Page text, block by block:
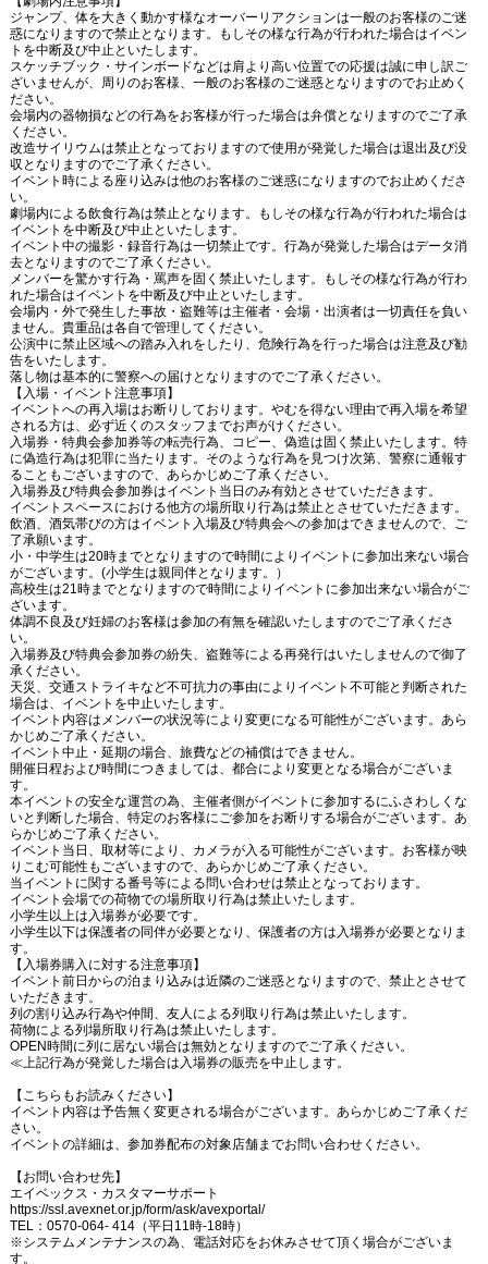
ジャンプ、体を大きく動かす様なオーバーリアクションは一般のお客様のご迷
惑になりますので禁止となります。もしその様な行為が行われた場合はイベン
トを中断及び中止といたします。
スケッチブック・サインボードなどは肩より高い位置での応援は誠に申し訳ご
ざいませんが、周りのお客様、一般のお客様のご迷惑となりますのでお止めく
ださい。
会場内の器物損などの行為をお客様が行った場合は弁償となりますのでご了承
ください。
改造サイリウムは禁止となっておりますので使用が発覚した場合は退出及び没
収となりますのでご了承ください。
イベント時による座り込みは他のお客様のご迷惑になりますのでお止めくださ
い。
劇場内による飲食行為は禁止となります。もしその様な行為が行われた場合は
イベントを中断及び中止といたします。
イベント中の撮影・録音行為は一切禁止です。行為が発覚した場合はデータ消
去となりますのでご了承ください。
メンバーを驚かす行為・罵声を固く禁止いたします。もしその様な行為が行わ
れた場合はイベントを中断及び中止といたします。
会場内・外で発生した事故・盗難等は主催者・会場・出演者は一切責任を負い
ません。貴重品は各自で管理してください。
公演中に禁止区域への踏み入れをしたり、危険行為を行った場合は注意及び勧
告をいたします。
落し物は基本的に警察への届けとなりますのでご了承ください。
【入場・イベント注意事項】
イベントへの再入場はお断りしております。やむを得ない理由で再入場を希望
される方は、必ず近くのスタッフまでお声がけください。
入場券・特典会参加券等の転売行為、コピー、偽造は固く禁止いたします。特
に偽造行為は犯罪に当たります。そのような行為を見つけ次第、警察に通報す
ることもございますので、あらかじめご了承ください。
入場券及び特典会参加券はイベント当日のみ有効とさせていただきます。
イベントスペースにおける他方の場所取り行為は禁止とさせていただきます。
飲酒、酒気帯びの方はイベント入場及び特典会への参加はできませんので、ご
了承願います。
小・中学生は20時までとなりますので時間によりイベントに参加出来ない場合
がございます。 (小学生は親同伴となります。）
高校生は21時までとなりますので時間によりイベントに参加出来ない場合がご
ざいます。
体調不良及び妊婦のお客様は参加の有無を確認いたしますのでご了承くださ
い。
入場券及び特典会参加券の紛失、盗難等による再発行はいたしませんので御了
承ください。
天災、交通ストライキなど不可抗力の事由によりイベント不可能と判断された
場合は、イベントを中止いたします。
イベント内容はメンバーの状況等により変更になる可能性がございます。あら
かじめご了承ください。
イベント中止・延期の場合、旅費などの補償はできません。
開催日程および時間につきましては、都合により変更となる場合がございま
す。
本イベントの安全な運営の為、主催者側がイベントに参加するにふさわしくな
いと判断した場合、特定のお客様にご参加をお断りする場合がございます。あ
らかじめご了承ください。
イベント当日、取材等により、カメラが入る可能性がございます。お客様が映
りこむ可能性もございますので、あらかじめご了承ください。
当イベントに関する番号等による問い合わせは禁止となっております。
イベント会場での荷物での場所取り行為は禁止いたします。
小学生以上は入場券が必要です。
小学生以下は保護者の同伴が必要となり、保護者の方は入場券が必要となりま
す。
【入場券購入に対する注意事項】
イベント前日からの泊まり込みは近隣のご迷惑となりますので、禁止とさせて
いただきます。
列の割り込み行為や仲間、友人による列取り行為は禁止いたします。
荷物による列場所取り行為は禁止いたします。
OPEN時間に列に居ない場合は無効となりますのでご了承ください。
≪上記行為が発覚した場合は入場券の販売を中止します。
【こちらもお読みください】
イベント内容は予告無く変更される場合がございます。あらかじめご了承くだ
さい。
イベントの詳細は、参加券配布の対象店舗までお問い合わせください。
【お問い合わせ先】
エイベックス・カスタマーサポート
https://ssl.avexnet.or.jp/form/ask/avexportal/
TEL： 0570-064- 414（平日 11時-18時）
※システムメンテナンスの為、電話対応をお休みさせて頂く場合がございま
す。